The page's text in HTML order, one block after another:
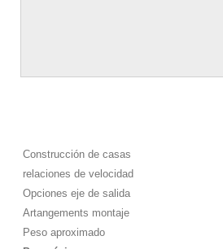
Construcción de casas
relaciones de velocidad
Opciones eje de salida
Artangements montaje
Peso aproximado